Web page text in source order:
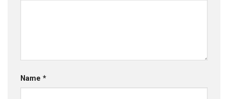
Name *